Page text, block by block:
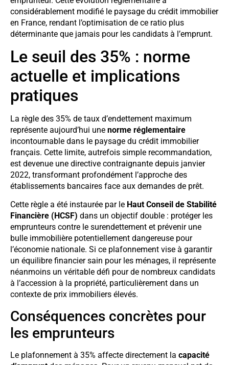
considérablement modifié le paysage du crédit immobilier
en France, rendant l’optimisation de ce ratio plus
déterminante que jamais pour les candidats à l’emprunt.
Le seuil des 35% : norme
actuelle et implications
pratiques
La règle des 35% de taux d’endettement maximum
représente aujourd’hui une norme réglementaire
incontournable dans le paysage du crédit immobilier
français. Cette limite, autrefois simple recommandation,
est devenue une directive contraignante depuis janvier
2022, transformant profondément l’approche des
établissements bancaires face aux demandes de prêt.
Cette règle a été instaurée par le Haut Conseil de Stabilité
Financière (HCSF) dans un objectif double : protéger les
emprunteurs contre le surendettement et prévenir une
bulle immobilière potentiellement dangereuse pour
l’économie nationale. Si ce plafonnement vise à garantir
un équilibre financier sain pour les ménages, il représente
néanmoins un véritable défi pour de nombreux candidats
à l’accession à la propriété, particulièrement dans un
contexte de prix immobiliers élevés.
Conséquences concrètes pour
les emprunteurs
Le plafonnement à 35% affecte directement la capacité